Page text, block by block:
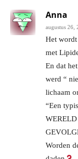
Anna
augustus 26,
Het
met
En dat
werd “
lichaam
“Een
Worden